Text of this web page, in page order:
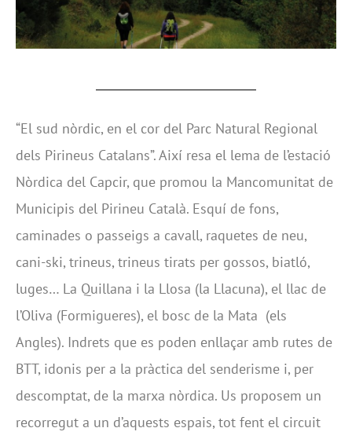
“El sud nòrdic, en el cor del Parc Natural Regional
dels Pirineus Catalans”. Així resa el lema de l’estació
Nòrdica del Capcir, que promou la Mancomunitat de
Municipis del Pirineu Català. Esquí de fons,
caminades o passeigs a cavall, raquetes de neu,
cani-ski, trineus, trineus tirats per gossos, biatló,
luges… La Quillana i la Llosa (la Llacuna), el llac de
l’Oliva (Formigueres), el bosc de la Mata (els
Angles). Indrets que es poden enllaçar amb rutes de
BTT, idonis per a la pràctica del senderisme i, per
descomptat, de la marxa nòrdica. Us proposem un
recorregut a un d’aquests espais, tot fent el circuit